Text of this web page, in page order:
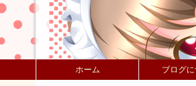
ホーム ブログ